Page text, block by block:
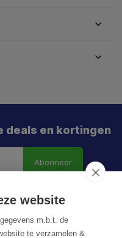
deals en kortingen
Abonneer
website
m.b.t. de
te verzamelen &